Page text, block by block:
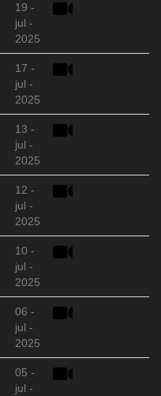
19 -
jul -
2025
17 -
jul -
2025
13 -
jul -
2025
12 -
jul -
2025
10 -
jul -
2025
06 -
jul -
2025
05 -
jul -